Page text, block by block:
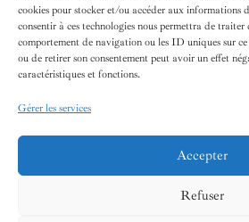
cookies pour stocker et/ou accéder aux informations
consentir à ces technologies nous permettra de traiter
comportement de navigation ou les ID uniques sur
ou de retirer son consentement peut avoir un effet
caractéristiques et fonctions.
Gérer les services
Accepter
Refuser
NOUS
Téléphone:
Email: